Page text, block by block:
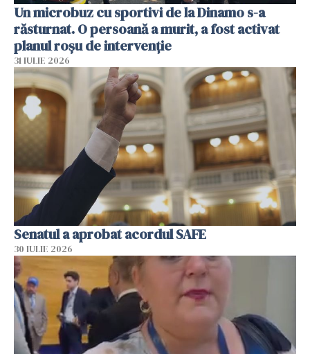
Un microbuz cu sportivi de la Dinamo s-a
răsturnat. O persoană a murit, a fost activat
planul roșu de intervenție
31 IULIE 2026
Senatul a aprobat acordul SAFE
30 IULIE 2026